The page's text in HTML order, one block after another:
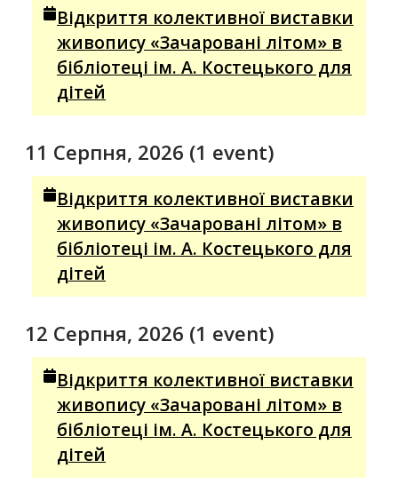
Відкриття колективної виставки
живопису «Зачаровані літом» в
бібліотеці ім. А. Костецького для
дітей
11 Серпня, 2026 (1 event)
Відкриття колективної виставки
живопису «Зачаровані літом» в
бібліотеці ім. А. Костецького для
дітей
12 Серпня, 2026 (1 event)
Відкриття колективної виставки
живопису «Зачаровані літом» в
бібліотеці ім. А. Костецького для
дітей